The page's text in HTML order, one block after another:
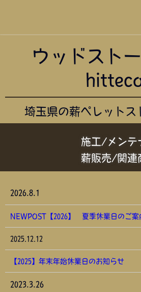
ウッドスト
埼玉県の薪ペレットス
施工/メン
薪販売/関連
2026.8.1
NEWPOST【2026】 夏季休業日のご案
2025.12.12
【2025】年末年始休業日のお知らせ
2023.3.26